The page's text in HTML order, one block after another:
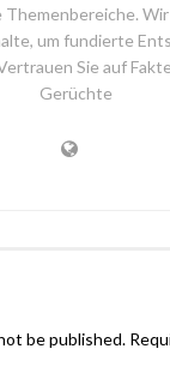
Themenbereiche.
um fundierte
Sie auf
Gerüchte
be published.